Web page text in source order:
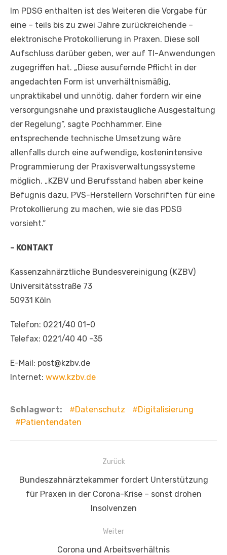
Im PDSG enthalten ist des Weiteren die Vorgabe für
eine – teils bis zu zwei Jahre zurückreichende –
elektronische Protokollierung in Praxen. Diese soll
Aufschluss darüber geben, wer auf TI-Anwendungen
zugegriffen hat. „Diese ausufernde Pflicht in der
angedachten Form ist unverhältnismäßig,
unpraktikabel und unnötig, daher fordern wir eine
versorgungsnahe und praxistaugliche Ausgestaltung
der Regelung“, sagte Pochhammer. Eine
entsprechende technische Umsetzung wäre
allenfalls durch eine aufwendige, kostenintensive
Programmierung der Praxisverwaltungssysteme
möglich. „KZBV und Berufsstand haben aber keine
Befugnis dazu, PVS-Herstellern Vorschriften für eine
Protokollierung zu machen, wie sie das PDSG
vorsieht.“
– KONTAKT
Kassenzahnärztliche Bundesvereinigung (KZBV)
Universitätsstraße 73
50931 Köln
Telefon: 0221/40 01-0
Telefax: 0221/40 40 -35
E-Mail: post@kzbv.de
Internet: www.kzbv.de
Schlagwort: Datenschutz
Digitalisierung
Patientendaten
Beitragsnavigation
Zurück
Vorheriger
Bundeszahnärztekammer fordert Unterstützung
für Praxen in der Corona-Krise – sonst drohen
Insolvenzen
Weiter
Nächster
Corona und Arbeitsverhältnis